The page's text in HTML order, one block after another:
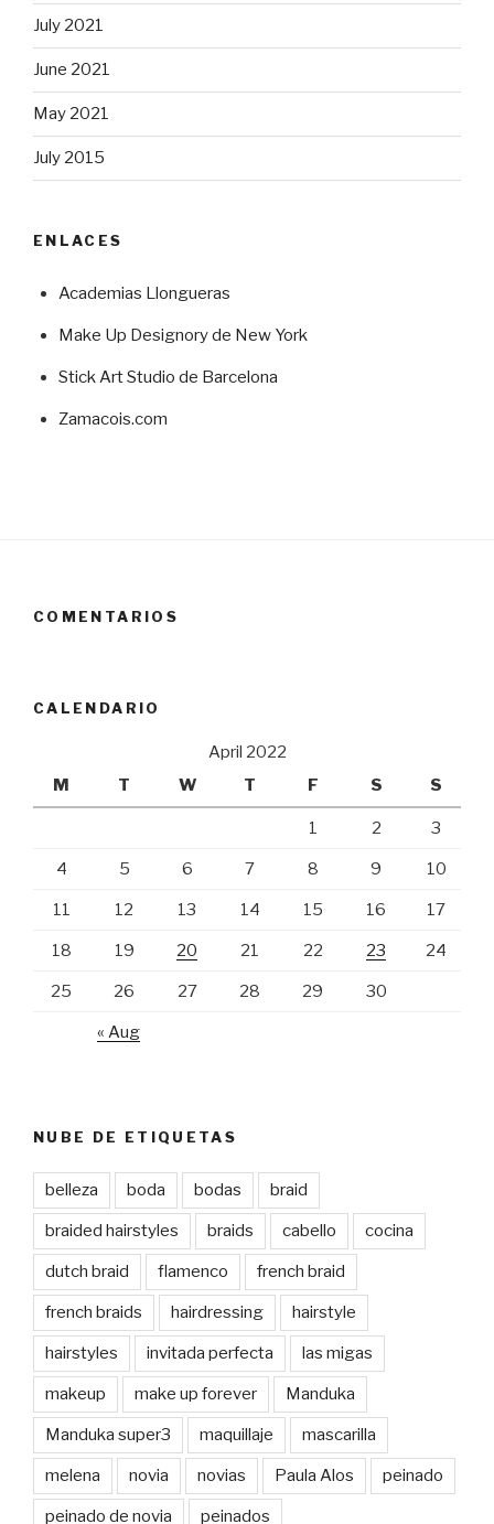
July 2021
June 2021
May 2021
July 2015
ENLACES
Academias Llongueras
Make Up Designory de New York
Stick Art Studio de Barcelona
Zamacois.com
COMENTARIOS
CALENDARIO
April 2022
M
T W T F S S
1 2 3
4 5 6 7 8 9 10
11 12 13 14 15 16 17
18 19 20 21 22 23 24
25 26 27 28 29 30
« Aug
NUBE DE ETIQUETAS
belleza boda bodas braid
braided hairstyles braids cabello cocina
dutch braid flamenco french braid
french braids hairdressing hairstyle
hairstyles invitada perfecta las migas
makeup make up forever Manduka
Manduka super3 maquillaje mascarilla
melena novia novias Paula Alos peinado
peinado de novia peinados